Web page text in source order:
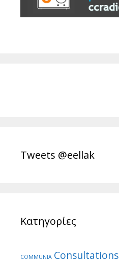
Tweets @eellak
Κατηγορίες
COMMUNIA Consultations